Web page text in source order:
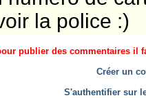
la police :)
publier des commentaires il
Créer un
S'authentifier sur